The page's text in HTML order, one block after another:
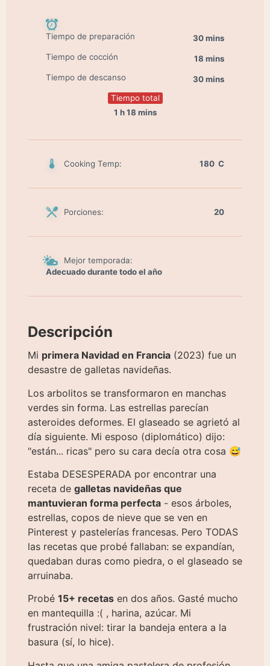
Tiempo de preparación
30 mins
Tiempo de cocción
18 mins
Tiempo de descanso
30 mins
Tiempo total
1 h 18 mins
Cooking Temp: 180 C
Porciones: 20
Mejor temporada:
Adecuado durante todo el año
Descripción
Mi primera Navidad en Francia(2023) fue un
desastre de galletas navideñas.
Los arbolitos se transformaron en manchas
verdes sin forma. Las estrellas parecían
asteroides deformes. El glaseado se agrietó al
día siguiente. Mi esposo (diplomático) dijo:
"están... ricas" pero su cara decía otra cosa 😅
Estaba DESESPERADA por encontrar una
receta de galletas navideñas que
mantuvieran forma perfecta- esos árboles,
estrellas, copos de nieve que se ven en
Pinterest y pastelerías francesas. Pero TODAS
las recetas que probé fallaban: se expandían,
quedaban duras como piedra, o el glaseado se
arruinaba.
Probé 15+ recetasen dos años. Gasté mucho
en mantequilla :( , harina, azúcar. Mi
frustración nivel: tirar la bandeja entera a la
basura (sí, lo hice).